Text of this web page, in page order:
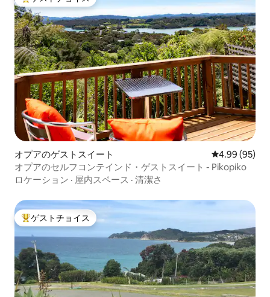
大好評のゲストチョイスです。
オプアのゲストスイート レビュー95
4.99 (95)
オプアのセルフコンテインド・ゲストスイート - Pikopiko
ロケーション · 屋内スペース · 清潔さ
大好評のゲストチョイスです。
ゲストチョイス